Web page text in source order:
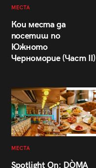
МЕСТА
Кои места да
посетиш по
Южното
Черноморие (Част II)
МЕСТА
Spotlight On: DÒMA